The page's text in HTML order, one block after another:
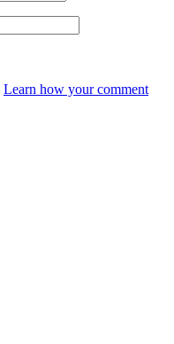
Learn how your comment